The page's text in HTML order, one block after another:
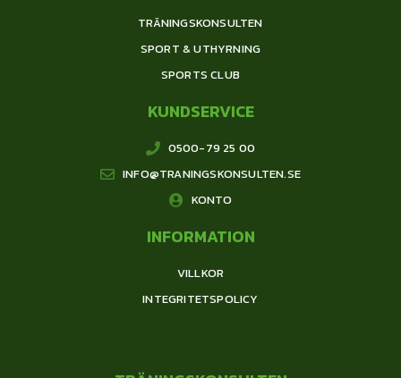
TRÄNINGSKONSULTEN
SPORT & UTHYRNING
SPORTS CLUB
KUNDSERVICE
0500-79 25 00
INFO@TRANINGSKONSULTEN.SE
KONTO
INFORMATION
VILLKOR
INTEGRITETSPOLICY